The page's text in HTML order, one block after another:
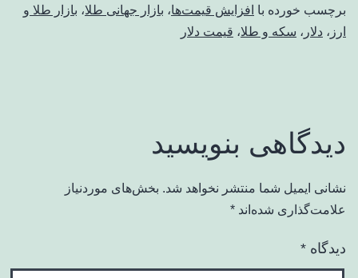
برچسب خورده با افزایش قیمت‌ها، بازار جهانی طلا، بازار طلا و
ارز ، دلار ، سکه و طلا، قیمت دلار
دیدگاهی بنویسید
نشانی ایمیل شما منتشر نخواهد شد. بخش‌های موردنیاز
علامت‌گذاری شده‌اند *
دیدگاه *